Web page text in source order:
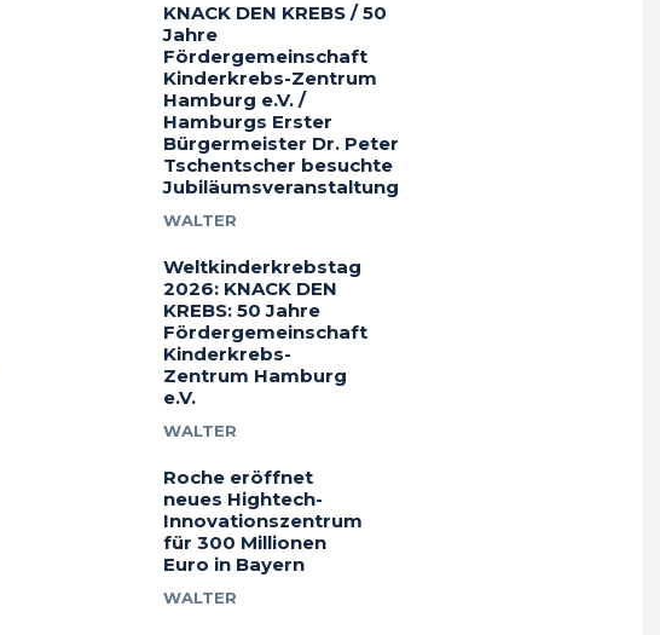
KNACK DEN KREBS / 50
Jahre
Fördergemeinschaft
Kinderkrebs-Zentrum
Hamburg e.V. /
Hamburgs Erster
Bürgermeister Dr. Peter
Tschentscher besuchte
Jubiläumsveranstaltung
WALTER
Weltkinderkrebstag
2026: KNACK DEN
KREBS: 50 Jahre
Fördergemeinschaft
Kinderkrebs-
Zentrum Hamburg
e.V.
WALTER
Roche eröffnet
neues Hightech-
Innovationszentrum
für 300 Millionen
Euro in Bayern
WALTER